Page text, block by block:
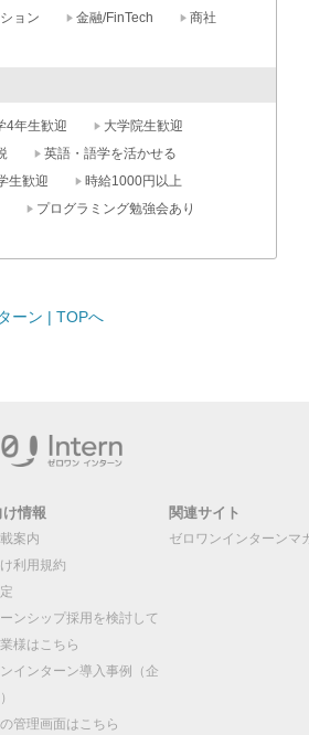
ョン 金融/FinTech
商社
4年生歓迎
大学院生歓迎
英語・語学を活かせる
生歓迎
時給1000円以上
プログラミング勉強会あり
ーン | TOPへ
情報
案内
利用規約
ンシップ採用を検討して
様はこちら
インターン導入事例（企
管理画面はこちら
関連サイト
ゼロワンインターンマ